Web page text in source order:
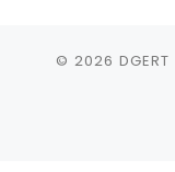
© 2026 DGERT